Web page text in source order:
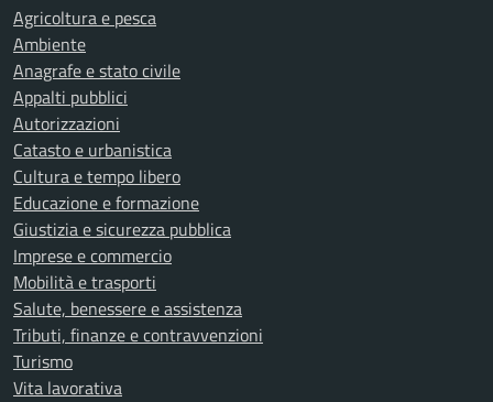
Agricoltura e pesca
Ambiente
Anagrafe e stato civile
Appalti pubblici
Autorizzazioni
Catasto e urbanistica
Cultura e tempo libero
Educazione e formazione
Giustizia e sicurezza pubblica
Imprese e commercio
Mobilità e trasporti
Salute, benessere e assistenza
Tributi, finanze e contravvenzioni
Turismo
Vita lavorativa